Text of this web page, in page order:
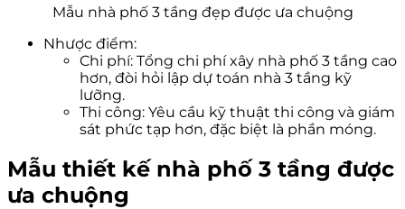
Mẫu nhà phố 3 tầng đẹp được ưa chuộng
Nhược điểm:
Chi phí: Tổng chi phí xây nhà phố 3 tầng cao
hơn, đòi hỏi lập dự toán nhà 3 tầng kỹ
lưỡng.
Thi công: Yêu cầu kỹ thuật thi công và giám
sát phức tạp hơn, đặc biệt là phần móng.
Mẫu thiết kế nhà phố 3 tầng được
ưa chuộng